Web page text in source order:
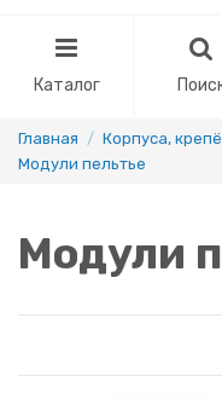
Каталог
Главная
Корпуса,
Модули пельтье
Модули